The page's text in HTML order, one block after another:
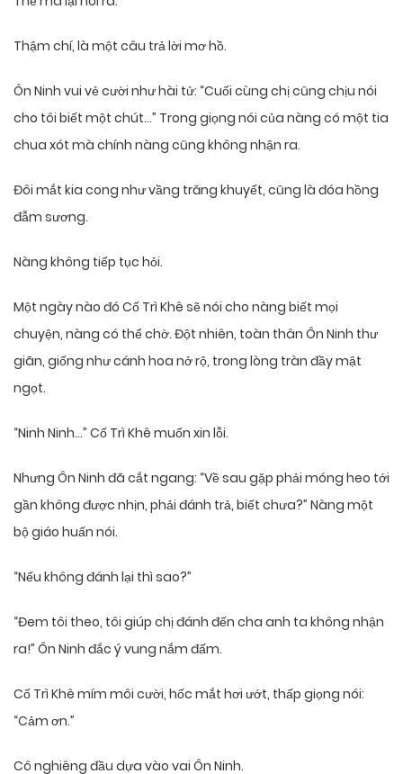
Thậm chí, là một câu trả lời mơ hồ.
Ôn Ninh vui vẻ cười như hài tử: “Cuối cùng chị cũng chịu nói
cho tôi biết một chút…” Trong giọng nói của nàng có một tia
chua xót mà chính nàng cũng không nhận ra.
Đôi mắt kia cong như vầng trăng khuyết, cũng là đóa hồng
đẫm sương.
Nàng không tiếp tục hỏi.
Một ngày nào đó Cố Trì Khê sẽ nói cho nàng biết mọi
chuyện, nàng có thể chờ. Đột nhiên, toàn thân Ôn Ninh thư
giãn, giống như cánh hoa nở rộ, trong lòng tràn đầy mật
ngọt.
“Ninh Ninh…” Cố Trì Khê muốn xin lỗi.
Nhưng Ôn Ninh đã cắt ngang: “Về sau gặp phải móng heo tới
gần không được nhịn, phải đánh trả, biết chưa?” Nàng một
bộ giáo huấn nói.
“Nếu không đánh lại thì sao?”
“Đem tôi theo, tôi giúp chị đánh đến cha anh ta không nhận
ra!” Ôn Ninh đắc ý vung nắm đấm.
Cố Trì Khê mím môi cười, hốc mắt hơi ướt, thấp giọng nói:
“Cảm ơn.”
Cô nghiêng đầu dựa vào vai Ôn Ninh.